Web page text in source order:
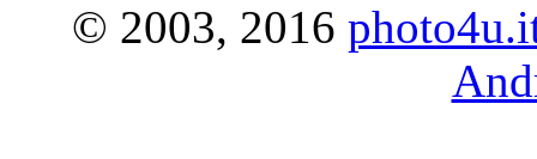
© 2003, 2016